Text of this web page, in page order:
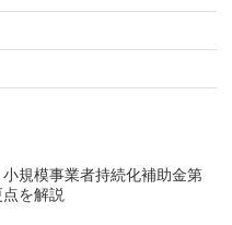
小規模事業者持続化補助金第
を解説